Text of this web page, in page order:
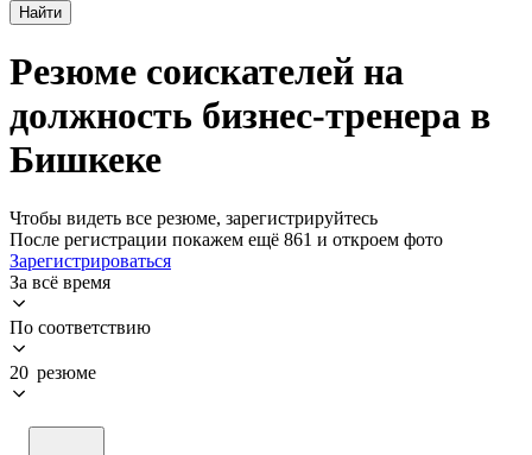
Найти
Резюме соискателей на
должность бизнес-тренера в
Бишкеке
Чтобы видеть все резюме, зарегистрируйтесь
После регистрации покажем ещё 861 и откроем фото
Зарегистрироваться
За всё время
По соответствию
20 резюме